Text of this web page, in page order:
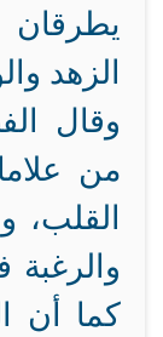
الزهد
وقال
من
القلب،
كما أن